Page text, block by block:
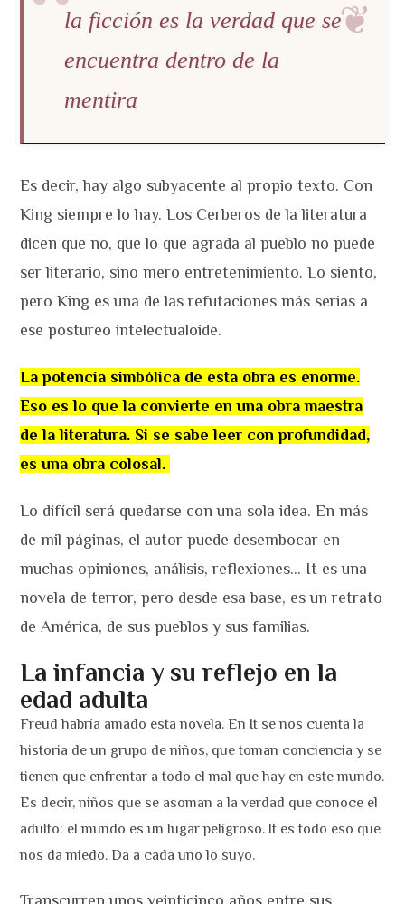
la ficción es la verdad que se
encuentra dentro de la
mentira
Es decir, hay algo subyacente al propio texto. Con
King siempre lo hay. Los Cerberos de la literatura
dicen que no, que lo que agrada al pueblo no puede
ser literario, sino mero entretenimiento. Lo siento,
pero King es una de las refutaciones más serias a
ese postureo intelectualoide.
La potencia simbólica de esta obra es enorme.
Eso es lo que la convierte en una obra maestra
de la literatura. Si se sabe leer con profundidad,
es una obra colosal.
Lo difícil será quedarse con una sola idea. En más
de mil páginas, el autor puede desembocar en
muchas opiniones, análisis, reflexiones… It es una
novela de terror, pero desde esa base, es un retrato
de América, de sus pueblos y sus familias.
La infancia y su reflejo en la
edad adulta
Freud habría amado esta novela. En It se nos cuenta la
historia de un grupo de niños, que toman conciencia y se
tienen que enfrentar a todo el mal que hay en este mundo.
Es decir, niños que se asoman a la verdad que conoce el
adulto: el mundo es un lugar peligroso. It es todo eso que
nos da miedo. Da a cada uno lo suyo.